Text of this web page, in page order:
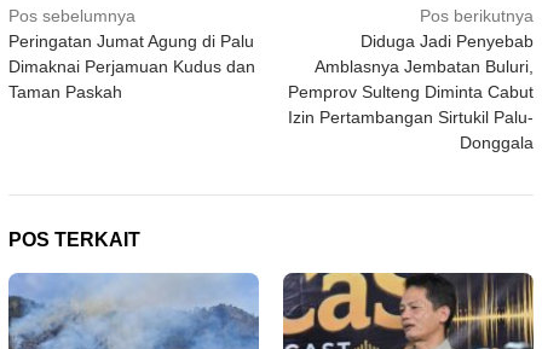
Navigasi
pos
Pos sebelumnya
Peringatan Jumat Agung di Palu
Dimaknai Perjamuan Kudus dan
Taman Paskah
Pos berikutnya
Diduga Jadi Penyebab
Amblasnya Jembatan Buluri,
Pemprov Sulteng Diminta Cabut
Izin Pertambangan Sirtukil Palu-
Donggala
POS TERKAIT